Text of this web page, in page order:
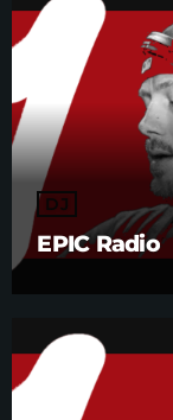
DJ
EPIC Radio